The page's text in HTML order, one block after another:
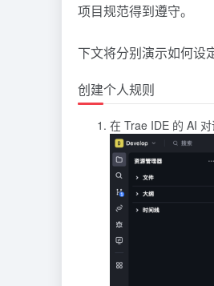
项目规范得到遵守。
下文将分别演示如何设
创建个人规则
在 Trae IDE 的 AI 对